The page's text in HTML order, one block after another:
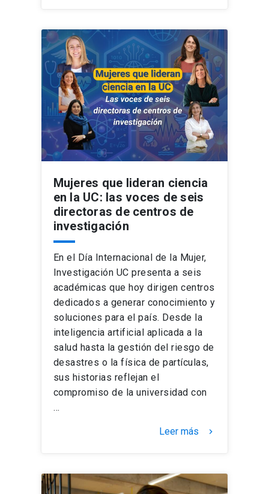
Mujeres que lideran ciencia
en la UC: las voces de seis
directoras de centros de
investigación
En el Día Internacional de la Mujer,
Investigación UC presenta a seis
académicas que hoy dirigen centros
dedicados a generar conocimiento y
soluciones para el país. Desde la
inteligencia artificial aplicada a la
salud hasta la gestión del riesgo de
desastres o la física de partículas,
sus historias reflejan el
compromiso de la universidad con
…
Leer más keyboard_arrow_right